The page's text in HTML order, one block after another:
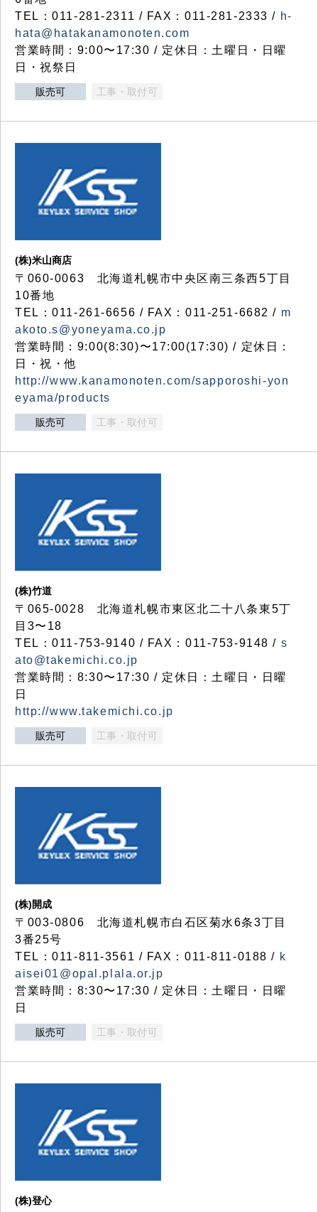
TEL：011-281-2311 / FAX：011-281-2333 / h-
hata@hatakanamonoten.com
営業時間：9:00〜17:30 / 定休日：土曜日・日曜
日・祝祭日
販売可 工事・取付可
(株)米山商店
〒060-0063 北海道札幌市中央区南三条西5丁目
10番地
TEL：011-261-6656 / FAX：011-251-6682 / m
akoto.s@yoneyama.co.jp
営業時間：9:00(8:30)〜17:00(17:30) / 定休日：
日・祝・他
http://www.kanamonoten.com/sapporoshi-yon
eyama/products
販売可 工事・取付可
(株)竹道
〒065-0028 北海道札幌市東区北二十八条東5丁
目3〜18
TEL：011-753-9140 / FAX：011-753-9148 / s
ato@takemichi.co.jp
営業時間：8:30〜17:30 / 定休日：土曜日・日曜
日
http://www.takemichi.co.jp
販売可 工事・取付可
(株)開成
〒003-0806 北海道札幌市白石区菊水6条3丁目
3番25号
TEL：011-811-3561 / FAX：011-811-0188 / k
aisei01@opal.plala.or.jp
営業時間：8:30〜17:30 / 定休日：土曜日・日曜
日
販売可 工事・取付可
(株)登心